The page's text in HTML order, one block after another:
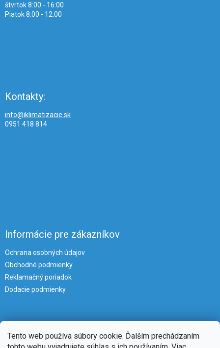
Tento web používa súbory cookie. Ďalším prechádzaním
štvrtok 8:00 - 16:00
Piatok 8:00 - 12:00
Kontakty:
info@iklimatizacie.sk
0951 418 814
Informácie pre zákazníkov
Ochrana osobných údajov
Obchodné podmienky
Reklamačný poriadok
Dodacie podmienky